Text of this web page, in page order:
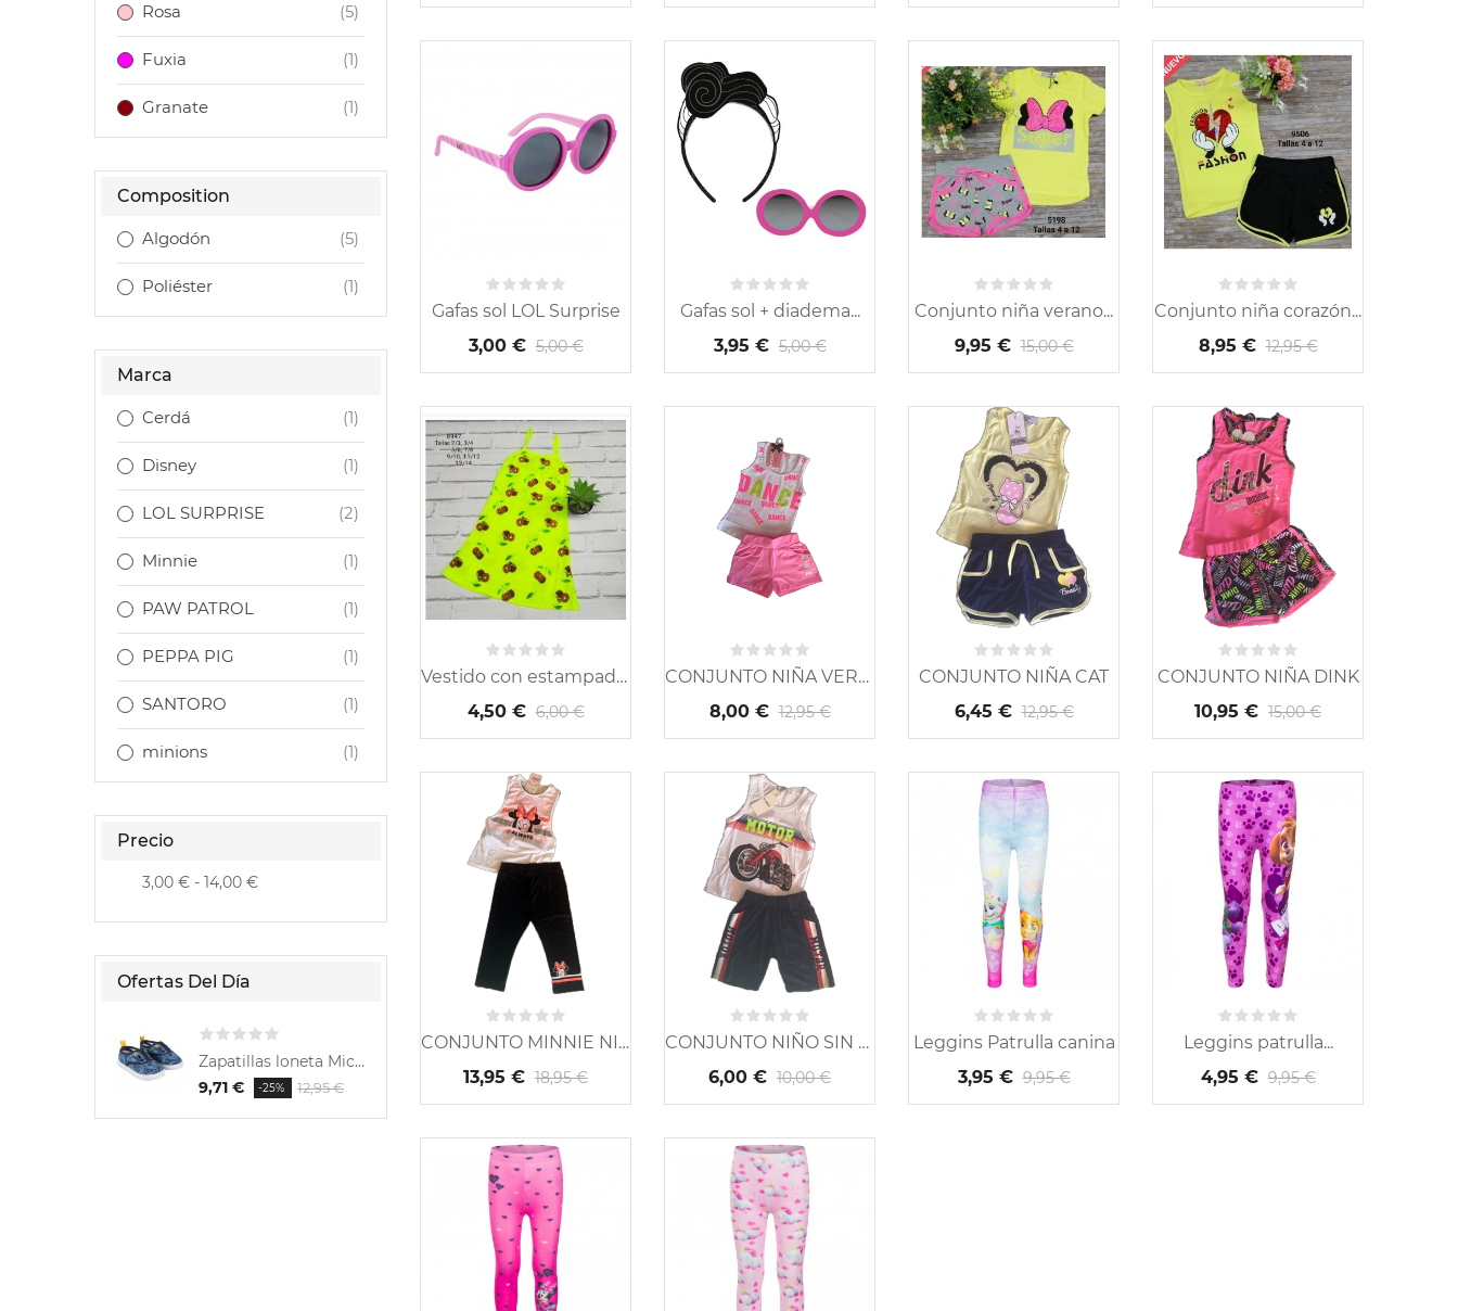
Rosa (5)
Fuxia (1)
Granate (1)
Composition
Algodón (5)
Poliéster (1)
Marca
Cerdá (1)
Disney (1)
LOL SURPRISE (2)
Minnie (1)
PAW PATROL (1)
PEPPA PIG (1)
SANTORO (1)
minions (1)
Precio
3,00 € - 14,00 €
Ofertas Del Día
Zapatillas loneta Mickey
12,95 € 12,95 € -50% 24,95 €
12,95 € 23,00 €
21,95 €
36,95 €
Gafas sol LOL Surprise
3,00 € 5,00 €
Gafas sol + diadema...
3,95 € 5,00 €
Conjunto niña verano...
9,95 € 15,00 €
Conjunto niña corazón...
8,95 € 12,95 €
Vestido con estampado...
4,50 € 6,00 €
CONJUNTO NIÑA VERANO...
8,00 € 12,95 €
CONJUNTO NIÑA CAT
6,45 € 12,95 €
CONJUNTO NIÑA DINK
10,95 € 15,00 €
CONJUNTO MINNIE NIÑA...
13,95 € 18,95 €
CONJUNTO NIÑO SIN MANGAS
6,00 € 10,00 €
Leggins Patrulla canina
3,95 € 9,95 €
Leggins patrulla...
4,95 € 9,95 €